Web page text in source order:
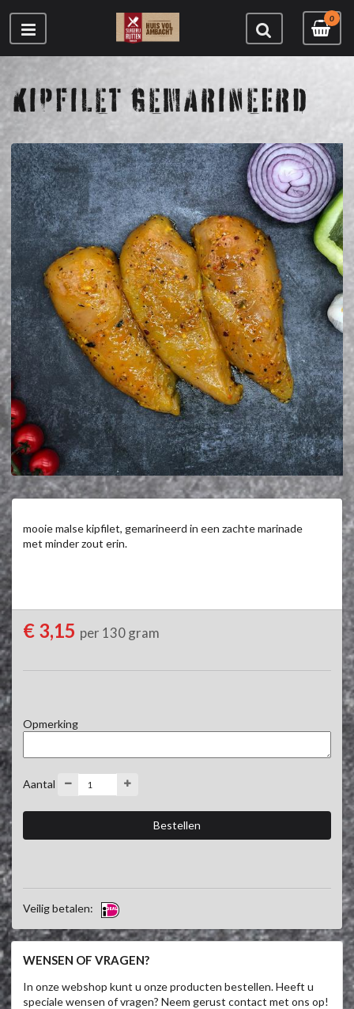
0
KIPFILET GEMARINEERD
mooie malse kipfilet, gemarineerd in een zachte marinade
met minder zout erin.
€ 3,15 per 130 gram
Opmerking
Aantal
Veilig betalen:
WENSEN OF VRAGEN?
In onze webshop kunt u onze producten bestellen. Heeft u
speciale wensen of vragen? Neem gerust contact met ons op!